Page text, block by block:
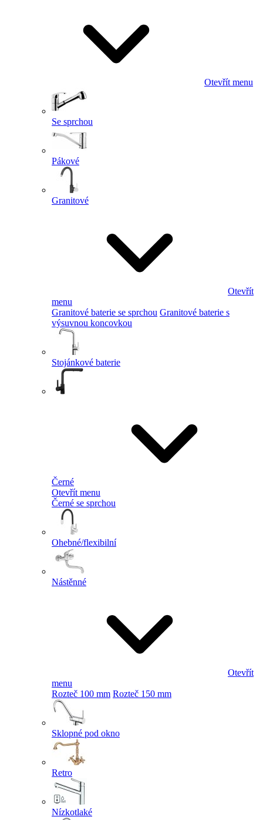
Otevřít menu
Se sprchou
Pákové
Granitové
Otevřít
menu
Granitové baterie se sprchou Granitové baterie s
výsuvnou koncovkou
Stojánkové baterie
Černé
Otevřít menu
Černé se sprchou
Ohebné/flexibilní
Nástěnné
Otevřít
menu
Rozteč 100 mm Rozteč 150 mm
Sklopné pod okno
Retro
Nízkotlaké